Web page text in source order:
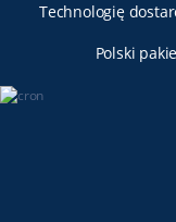
Technologię
Polski